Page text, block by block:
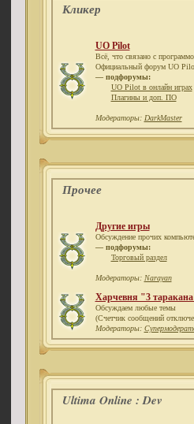
Кликер
UO Pilot
Всё, что связано с
Официальный форум UO
— подфорумы:
UO Pilot в онлайн играх
Плагины и доп. ПО
Модераторы: DarkMaster
Прочее
Другие игры
Обсуждение прочих
— подфорумы:
Торговый раздел
Модераторы: Narayan
Харчевня "3
Обсуждаем любые темы
(Счетчик сообщений
Модераторы:
Ultima Online : Dev